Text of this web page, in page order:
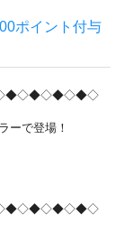
ポイント付与
ーで登場！